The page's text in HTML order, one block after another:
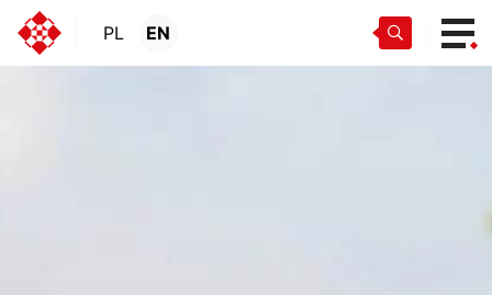
PL EN